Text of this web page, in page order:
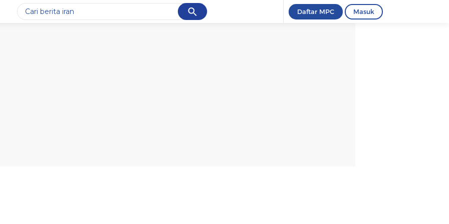
Cancel Daftar MPC Masuk